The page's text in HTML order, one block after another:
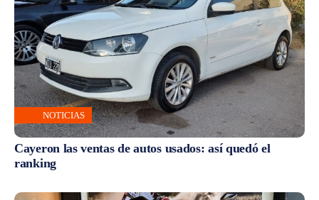
NOTICIAS
Cayeron las ventas de autos usados: así quedó el
ranking